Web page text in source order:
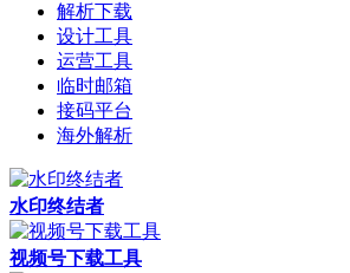
解析下载
设计工具
运营工具
临时邮箱
接码平台
海外解析
水印终结者
视频号下载工具